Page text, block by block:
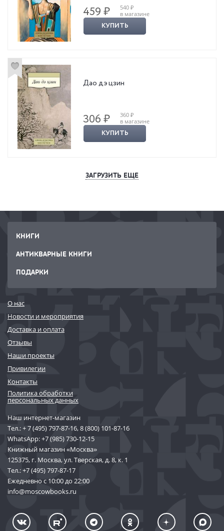
459 ₽
540 ₽
в магазине
КУПИТЬ
Дао дэ цзин
306 ₽
360 ₽
в магазине
КУПИТЬ
ЗАГРУЗИТЬ ЕЩЕ
КНИГИ
АНТИКВАРНЫЕ КНИГИ
ПОДАРКИ
О нас
Новости и мероприятия
Доставка и оплата
Отзывы
Наши проекты
Привилегии
Контакты
Политика обработки
персональных данных
Наш интернет-магазин
Тел.:+ 7 (495) 797-87-16,8 (800) 101-87-16
WhatsApp:+7 (985) 730-12-15
Книжный магазин «Москва»
125375, г. Москва, ул. Тверская, д. 8, к. 1
Тел.:+7 (495) 797-87-17
Ежедневно с 10:00 до 22:00
info@moscowbooks.ru